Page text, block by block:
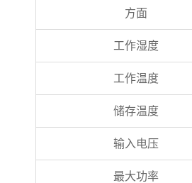
方面
工作湿度
工作温度
储存温度
输入电压
最大功率